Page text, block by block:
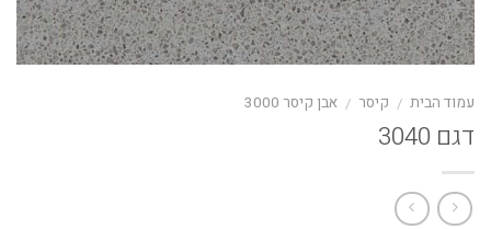
עמוד הבית / קיסר / אבן קיסר 3000
דגם 3040